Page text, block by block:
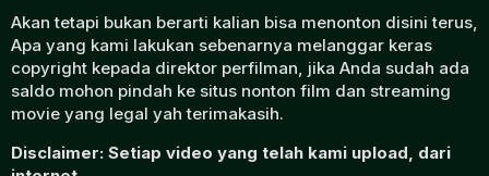
Akan tetapi bukan berarti kalian bisa menonton disini terus,
Apa yang kami lakukan sebenarnya melanggar keras
copyright kepada direktor perfilman, jika Anda sudah ada
saldo mohon pindah ke situs nonton film dan streaming
movie yang legal yah terimakasih.
Disclaimer: Setiap video yang telah kami upload, dari